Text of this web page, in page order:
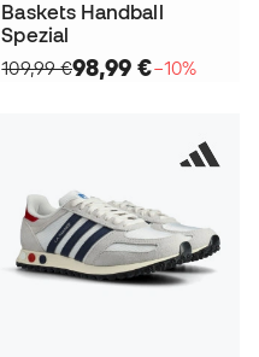
Baskets Handball
Spezial
109,99 €98,99 €−10%